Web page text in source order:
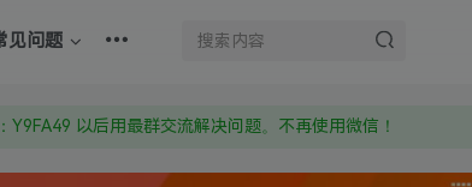
见问题
上证书和内容链接
激活码也是解压密码